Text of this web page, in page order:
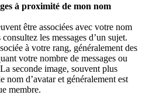
à proximité de mon nom
être associées avec votre nom
les messages d’un sujet.
à votre rang, généralement des
votre nombre de messages ou
seconde image, souvent plus
nom d’avatar et généralement est
membre.